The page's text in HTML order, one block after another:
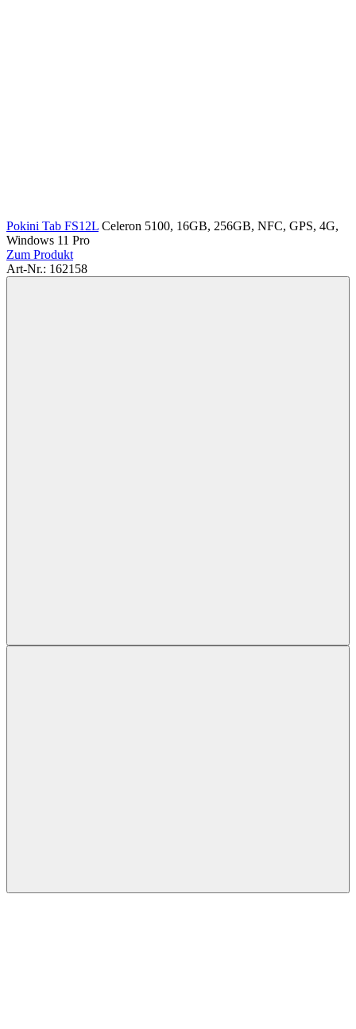
Pokini Tab FS12L Celeron 5100, 16GB, 256GB, NFC, GPS, 4G,
Windows 11 Pro
Zum Produkt
Art-Nr.: 162158